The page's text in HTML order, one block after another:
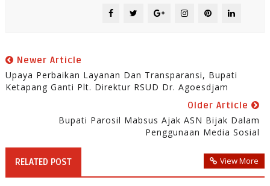
Newer Article
Upaya Perbaikan Layanan Dan Transparansi, Bupati
Ketapang Ganti Plt. Direktur RSUD Dr. Agoesdjam
Older Article
Bupati Parosil Mabsus Ajak ASN Bijak Dalam
Penggunaan Media Sosial
RELATED POST View More